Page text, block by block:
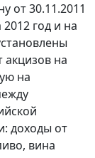
от 30.11.2011
год и на
акцизов на
на
доходы от
вина